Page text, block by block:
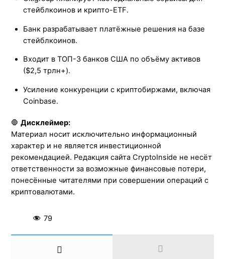
стейблкоинов и крипто-ETF.
Банк разрабатывает платёжные решения на базе
стейблкоинов.
Входит в ТОП-3 банков США по объёму активов
($2,5 трлн+).
Усиление конкуренции с криптобиржами, включая
Coinbase.
🛑Дисклеймер:
Материал носит исключительно информационный
характер и не является инвестиционной
рекомендацией. Редакция сайта CryptoInside не несёт
ответственности за возможные финансовые потери,
понесённые читателями при совершении операций с
криптовалютами.
79